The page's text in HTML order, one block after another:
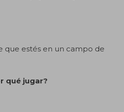
que estés en un campo de
qué jugar?